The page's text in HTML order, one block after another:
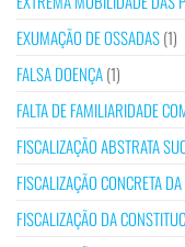
EXUMAÇÃO DE OSSADAS(1)
FALSA DOENÇA(1)
FALTA DE FAMILIARIDADE
FISCALIZAÇÃO ABSTRATA
FISCALIZAÇÃO CONCRETA
FISCALIZAÇÃO DA